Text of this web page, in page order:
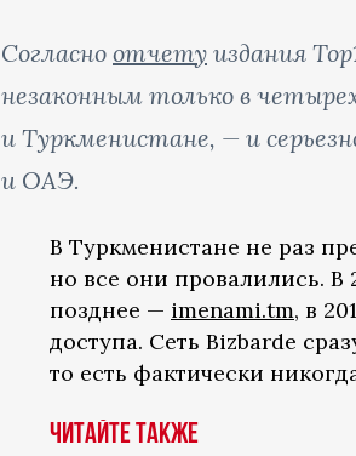
Согласно отчету издания
незаконным только в
и Туркменистане, — и
и ОАЭ.
В Туркменистане не раз
но все они провалились. В
позднее — imenami.tm, в
доступа. Сеть Bizbarde
то есть фактически
Читайте также